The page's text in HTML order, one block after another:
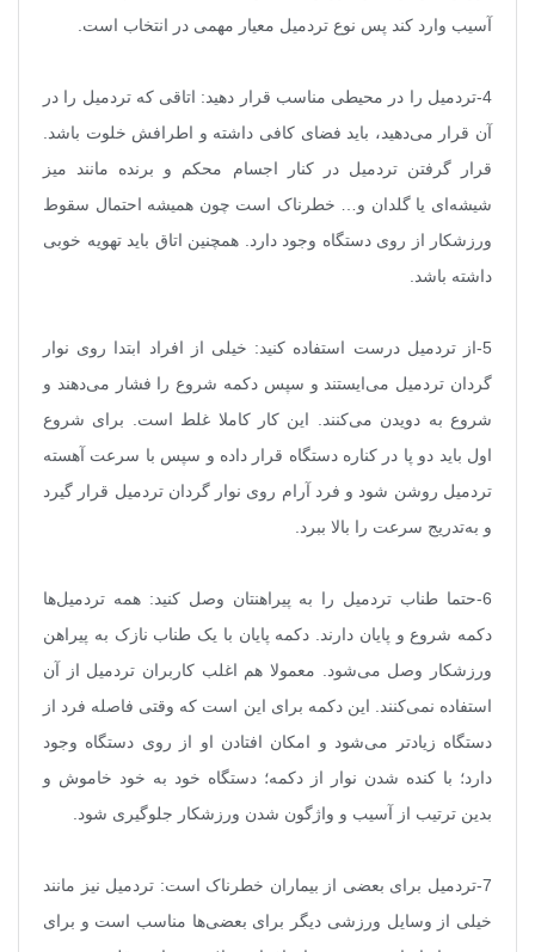
آسیب وارد کند پس نوع تردمیل معیار مهمی در انتخاب است
4-تردمیل را در محیطی مناسب قرار دهید: اتاقی که تردمیل را در
آن قرار می‌دهید، باید فضای کافی داشته و اطرافش خلوت باشد.
قرار گرفتن تردمیل در کنار اجسام محکم و برنده مانند میز
شیشه‌ای یا گلدان و… خطرناک است چون همیشه احتمال سقوط
ورزشکار از روی دستگاه وجود دارد. همچنین اتاق باید تهویه خوبی
داشته باشد
5-از تردمیل درست استفاده کنید: خیلی از افراد ابتدا روی نوار
گردان تردمیل می‌ایستند و سپس دکمه شروع را فشار می‌دهند و
شروع به دویدن می‌کنند. این کار کاملا غلط است. برای شروع
اول باید دو پا در کناره دستگاه قرار داده و سپس با سرعت آهسته
تردمیل روشن شود و‌ فرد آرام روی نوار گردان تردمیل قرار گیرد
و به‌تدریج سرعت را بالا ببرد
6-حتما طناب تردمیل را به پیراهنتان وصل کنید: همه تردمیل‌ها
دکمه شروع و پایان دارند. دکمه پایان با یک طناب نازک به پیراهن
ورزشکار وصل می‌شود. معمولا هم اغلب کاربران تردمیل از آن
استفاده نمی‌کنند. این دکمه برای این است که وقتی فاصله فرد از
دستگاه زیادتر می‌شود و امکان افتادن او از روی دستگاه وجود
دارد؛ با کنده شدن نوار از دکمه؛ دستگاه خود به خود خاموش و
بدین ترتیب از آسیب و واژگون شدن ورزشکار جلوگیری ‌شود
7-تردمیل برای بعضی از بیماران خطرناک است: تردمیل نیز مانند
خیلی از وسایل ورزشی دیگر برای بعضی‌ها مناسب است و برای